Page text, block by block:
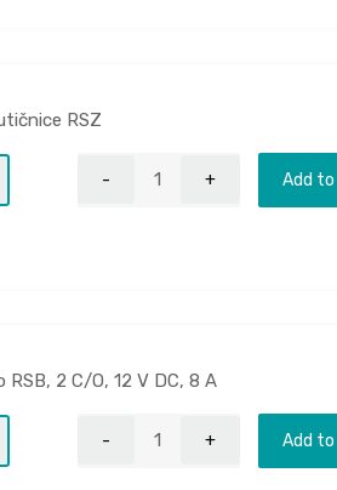
RSZ
Add
2 C/O, 12 V DC, 8 A
Add